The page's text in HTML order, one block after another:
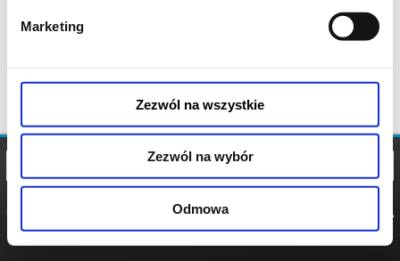
Marketing
Zezwól na wszystkie
Zezwól na wybór
Odmowa
POLITYKA
POLITYKA